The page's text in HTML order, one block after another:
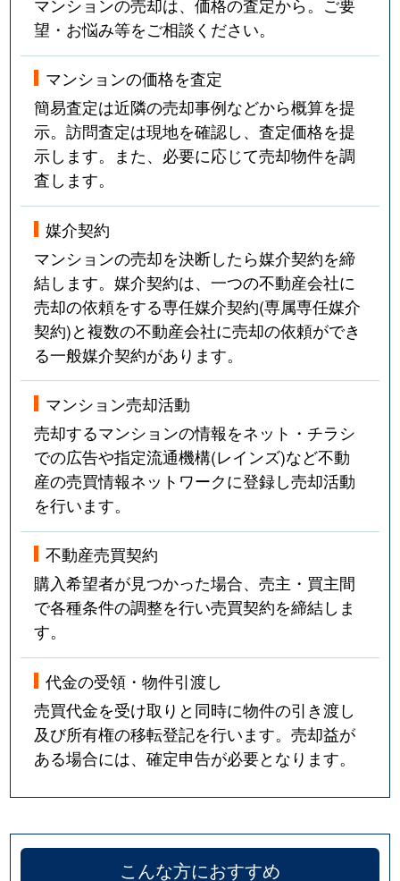
望・お悩み等をご相談ください。
マンションの価格を査定
簡易査定は近隣の売却事例などから概算を提
示。訪問査定は現地を確認し、査定価格を提
示します。また、必要に応じて売却物件を調
査します。
媒介契約
マンションの売却を決断したら媒介契約を締
結します。媒介契約は、一つの不動産会社に
売却の依頼をする専任媒介契約(専属専任媒介
契約)と複数の不動産会社に売却の依頼ができ
る一般媒介契約があります。
マンション売却活動
売却するマンションの情報をネット・チラシ
での広告や指定流通機構(レインズ)など不動
産の売買情報ネットワークに登録し売却活動
を行います。
不動産売買契約
購入希望者が見つかった場合、売主・買主間
で各種条件の調整を行い売買契約を締結しま
す。
代金の受領・物件引渡し
売買代金を受け取りと同時に物件の引き渡し
及び所有権の移転登記を行います。売却益が
ある場合には、確定申告が必要となります。
こんな方におすすめ